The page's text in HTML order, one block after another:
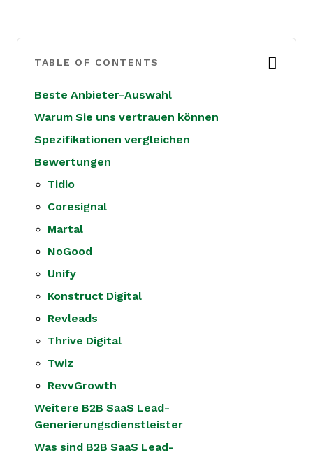
TABLE OF CONTENTS
Beste Anbieter-Auswahl
Warum Sie uns vertrauen können
Spezifikationen vergleichen
Bewertungen
Tidio
Coresignal
Martal
NoGood
Unify
Konstruct Digital
Revleads
Thrive Digital
Twiz
RevvGrowth
Weitere B2B SaaS Lead-
Generierungsdienstleister
Was sind B2B SaaS Lead-